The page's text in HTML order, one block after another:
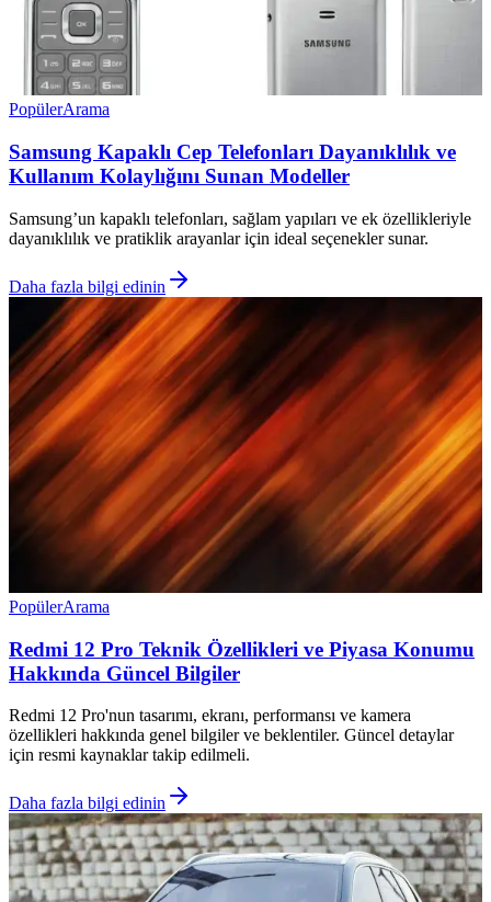
PopülerArama
Samsung Kapaklı Cep Telefonları Dayanıklılık ve
Kullanım Kolaylığını Sunan Modeller
Samsung’un kapaklı telefonları, sağlam yapıları ve ek özellikleriyle
dayanıklılık ve pratiklik arayanlar için ideal seçenekler sunar.
Daha fazla bilgi edinin
PopülerArama
Redmi 12 Pro Teknik Özellikleri ve Piyasa Konumu
Hakkında Güncel Bilgiler
Redmi 12 Pro'nun tasarımı, ekranı, performansı ve kamera
özellikleri hakkında genel bilgiler ve beklentiler. Güncel detaylar
için resmi kaynaklar takip edilmeli.
Daha fazla bilgi edinin